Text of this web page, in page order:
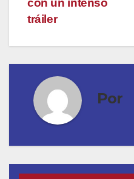
con un intenso
tráiler
Por